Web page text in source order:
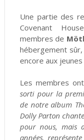
Une partie des
Covenant
membres de
hébergement
encore aux
Les membres
sorti pour la
de notre album
Dolly Parton
pour nous, mais
années,